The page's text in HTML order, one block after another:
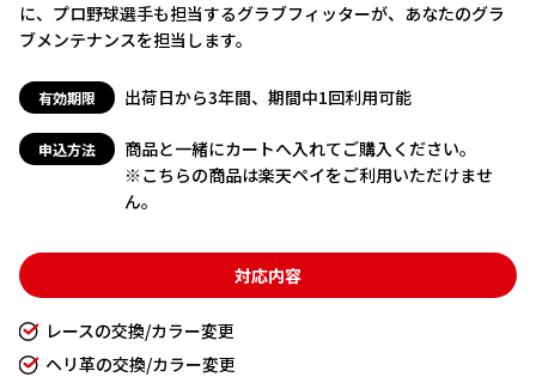
に、プロ野球選手も担当するグラブフィッターが、あなたのグラ
ブメンテナンスを担当します。
有効期限 出荷日から3年間、期間中1回利用可能
申込方法
商品と一緒にカートへ入れてご購入ください。
※こちらの商品は楽天ペイをご利用いただけませ
ん。
対応内容
レースの交換/カラー変更
ヘリ革の交換/カラー変更